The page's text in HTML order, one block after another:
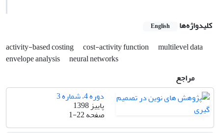
کلیدواژه‌ها English
activity-based costing cost-activity function
multilevel data
envelope analysis
neural networks
مراجع
دوره 4، شماره 3
پاییز 1398
صفحه1-22